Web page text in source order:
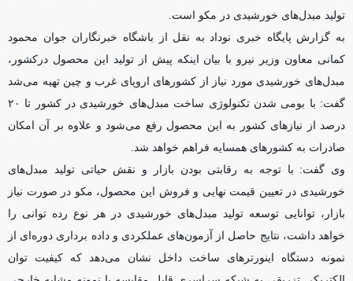
تولید مبدل‌های خورشیدی در مکو است.
به گزارش پایگاه خبری نوداد به نقل از باشگاه خبرنگاران جوان محمود
کمانی معاون وزیر نیرو با بیان اینکه پیش از تولید این محصول درکشور،
مبدل‌های خورشیدی مورد نیاز از کشور‌های اروپای غرب و چین تهیه می‌شد
گفت: با بومی شدن تکنولوژی ساخت مبدل‌های خورشیدی در کشور تا ۲۰
درصد از نیاز‌های کشور به این محصول رفع می‌شود و علاوه بر آن امکان
صادرات به کشور‌های همسایه فراهم خواهد شد.
وی گفت: با توجه به رقابتی بودن بازار و نقش حیاتی تولید مبدل‌های
خورشیدی در تعیین قیمت نهایی و فروش این محصول، مکو در صورت نیاز
بازار، توانایی توسعه تولید مبدل‌های خورشیدی در هر نوع رده توانی را
خواهد داشت، نتایج حاصل از آزمون‌های عملکردی و داده برداری دوره‌ای از
نمونه دستگاه اینورتر‌های ساخت داخل نشان می‌دهد که کیفیت توان